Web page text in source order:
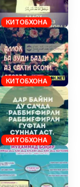
КИТОБХОНА
КИТОБХОНА
КИТОБХОНА